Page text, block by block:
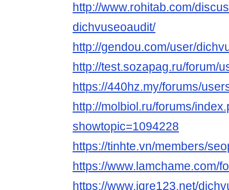
http://www.rohitab.com/
dichvuseoaudit/
http://gendou.com/user/
http://test.sozapag.ru/forum/
https://440hz.my/forums/
http://molbiol.ru/forums/
showtopic=1094228
https://tinhte.vn/members/
https://www.lamchame.com/
https://www.igre123.net/